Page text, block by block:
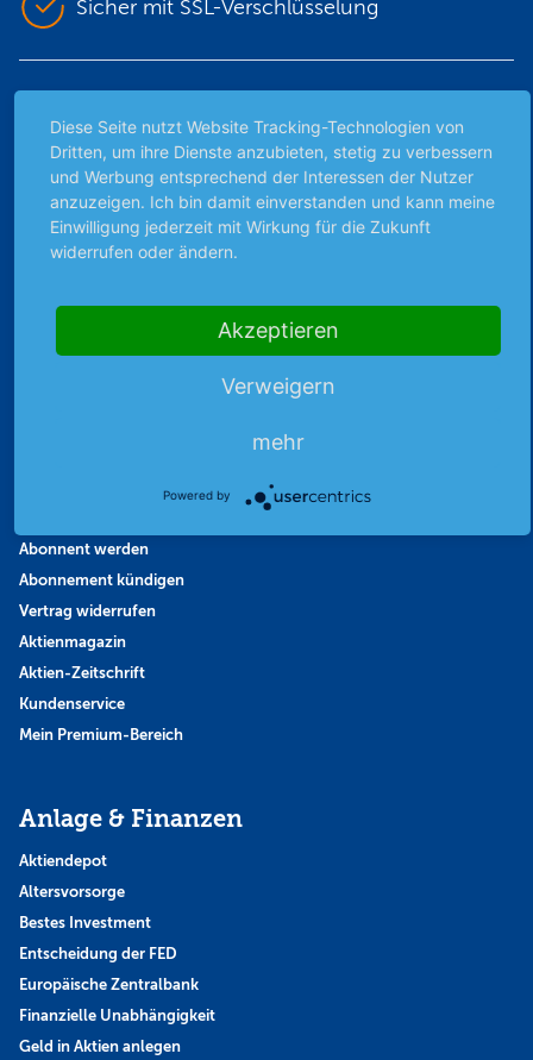
Sicher mit SSL-Verschlüsselung
Archiv
Börsenbericht
Börsengerüchte
Börsengespräche
Strategie
Abonnent werden
Abonnement kündigen
Vertrag widerrufen
Aktienmagazin
Aktien-Zeitschrift
Kundenservice
Mein Premium-Bereich
Anlage & Finanzen
Aktiendepot
Altersvorsorge
Bestes Investment
Entscheidung der FED
Europäische Zentralbank
Finanzielle Unabhängigkeit
Geld in Aktien anlegen
Diese Seite nutzt Website Tracking-Technologien von
Dritten, um ihre Dienste anzubieten, stetig zu verbessern
und Werbung entsprechend der Interessen der Nutzer
anzuzeigen. Ich bin damit einverstanden und kann meine
Einwilligung jederzeit mit Wirkung für die Zukunft
widerrufen oder ändern.
Akzeptieren
Verweigern
mehr
Powered by